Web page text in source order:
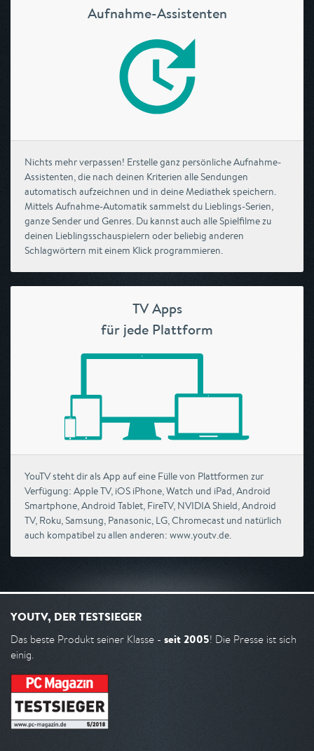
Aufnahme-Assistenten
Nichts mehr verpassen! Erstelle ganz persönliche Aufnahme-
Assistenten, die nach deinen Kriterien alle Sendungen
automatisch aufzeichnen und in deine Mediathek speichern.
Mittels Aufnahme-Automatik sammelst du Lieblings-Serien,
ganze Sender und Genres. Du kannst auch alle Spielfilme zu
deinen Lieblingsschauspielern oder beliebig anderen
Schlagwörtern mit einem Klick programmieren.
TV Apps
für jede Plattform
YouTV steht dir als App auf eine Fülle von Plattformen zur
Verfügung: Apple TV, iOS iPhone, Watch und iPad, Android
Smartphone, Android Tablet, FireTV, NVIDIA Shield, Android
TV, Roku, Samsung, Panasonic, LG, Chromecast und natürlich
auch kompatibel zu allen anderen: www.youtv.de.
YOUTV, DER TESTSIEGER
Das beste Produkt seiner Klasse - seit 2005! Die Presse ist sich
einig.